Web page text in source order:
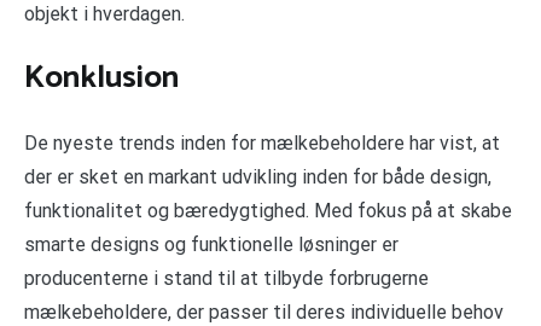
objekt i hverdagen.
Konklusion
De nyeste trends inden for mælkebeholdere har vist, at
der er sket en markant udvikling inden for både design,
funktionalitet og bæredygtighed. Med fokus på at skabe
smarte designs og funktionelle løsninger er
producenterne i stand til at tilbyde forbrugerne
mælkebeholdere, der passer til deres individuelle behov